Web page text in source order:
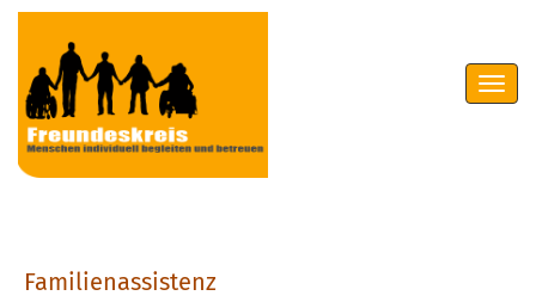
Toggle
Familienassistenz